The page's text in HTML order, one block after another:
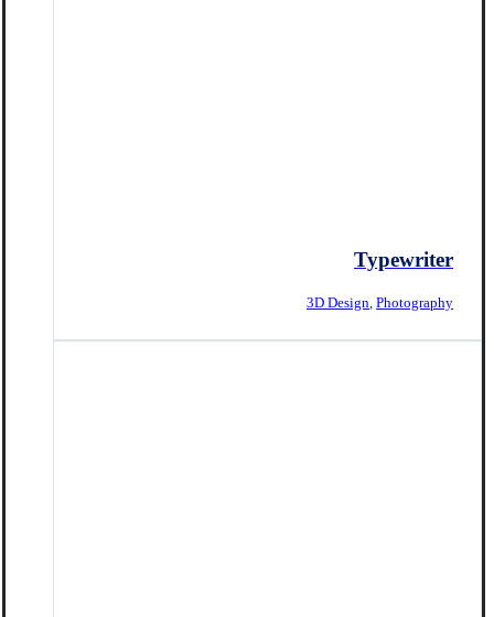
Typewriter
3D Design, Photography